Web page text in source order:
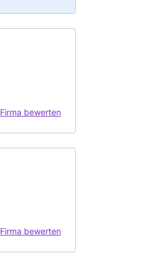
Firma bewerten
Firma bewerten